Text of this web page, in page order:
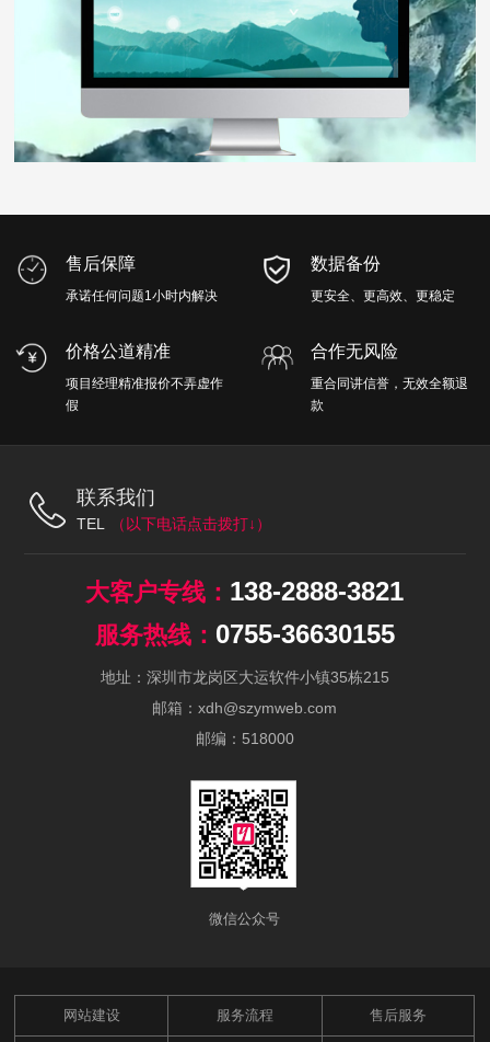
售后保障
承诺任何问题1小时内解决
数据备份
更安全、更高效、更稳定
价格公道精准
项目经理精准报价不弄虚作
假
合作无风险
重合同讲信誉，无效全额退
款
联系我们
TEL
138-2888-3821
0755-36630155
地址：深圳市龙岗区大运软件小镇35栋215
邮箱：xdh@szymweb.com
邮编：518000
微信公众号
网站建设 服务流程 售后服务